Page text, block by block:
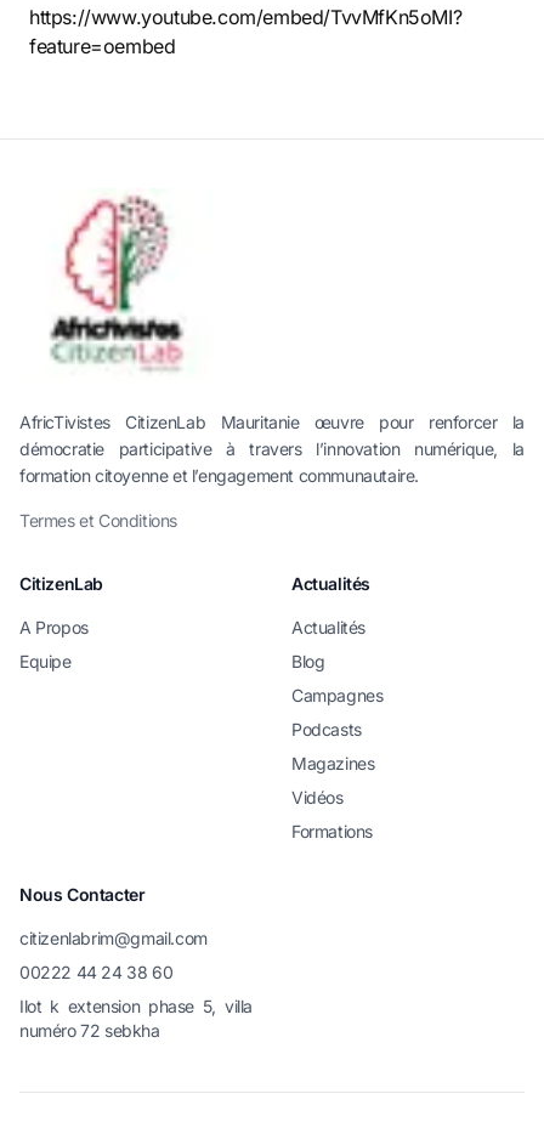
https://www.youtube.com/embed/TvvMfKn5oMI?
feature=oembed
AfricTivistes CitizenLab Mauritanie œuvre pour renforcer la
démocratie participative à travers l’innovation numérique, la
formation citoyenne et l’engagement communautaire.
Termes et Conditions
CitizenLab
A Propos
Equipe
Actualités
Actualités
Blog
Campagnes
Podcasts
Magazines
Vidéos
Formations
Nous Contacter
citizenlabrim@gmail.com
00222 44 24 38 60
Ilot k extension phase 5, villa
numéro 72 sebkha